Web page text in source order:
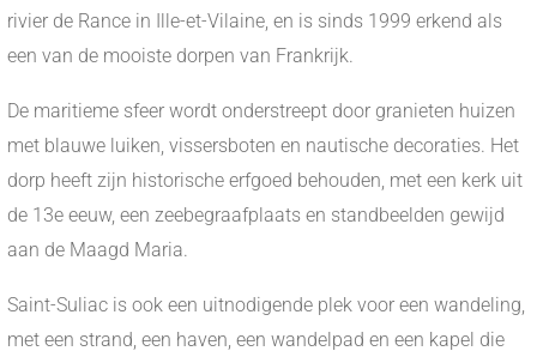
rivier de Rance in Ille-et-Vilaine, en is sinds 1999 erkend als
een van de mooiste dorpen van Frankrijk.
De maritieme sfeer wordt onderstreept door granieten huizen
met blauwe luiken, vissersboten en nautische decoraties. Het
dorp heeft zijn historische erfgoed behouden, met een kerk uit
de 13e eeuw, een zeebegraafplaats en standbeelden gewijd
aan de Maagd Maria.
Saint-Suliac is ook een uitnodigende plek voor een wandeling,
met een strand, een haven, een wandelpad en een kapel die